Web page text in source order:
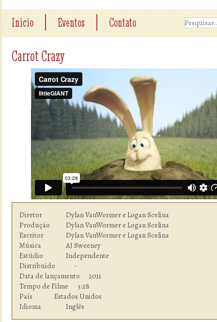
Inicio Eventos Contato
Carrot Crazy
Diretor         	Dylan VanWormer e Logan Scelina
Produção        	Dylan VanWormer e Logan Scelina
Escritor        	Dylan VanWormer e Logan Scelina
Música          	AJ Sweeney
Estúdio  	        Independente
Distribuido             -
Data de lançamento      2011
Tempo de Filme    	3:28
País            	Estados Unidos
Idioma  	        Inglês